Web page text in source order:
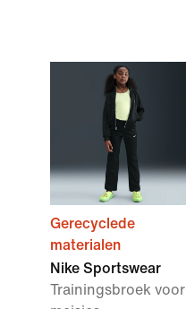
Gerecyclede
materialen
Nike Sportswear
Trainingsbroek voor